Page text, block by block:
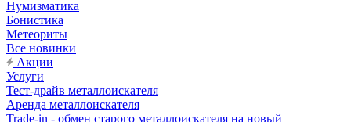
Нумизматика
Бонистика
Метеориты
Все новинки
Акции
Услуги
Тест-драйв металлоискателя
Аренда металлоискателя
Trade-in - обмен старого металлоискателя на новый